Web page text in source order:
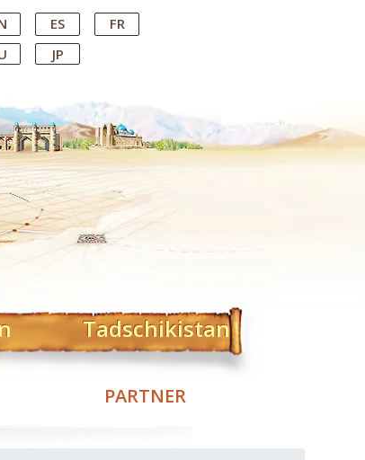
ES
FR
JP
Tadschikistan
PARTNER